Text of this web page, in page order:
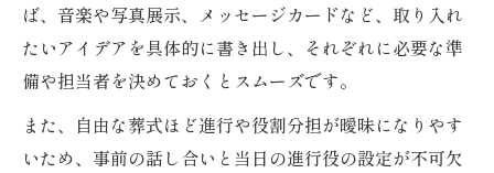
自由な葬式を選ぶメリットと注意点
無宗教葬の葬式準備で大切なポイント
家族で共有したい葬式の進め方の工夫
葬式の負担を減らす無宗教葬活用法
ば、音楽や写真展示、メッセージカードなど、取り入れ
たいアイデアを具体的に書き出し、それぞれに必要な準
備や担当者を決めておくとスムーズです。
また、自由な葬式ほど進行や役割分担が曖昧になりやす
いため、事前の話し合いと当日の進行役の設定が不可欠